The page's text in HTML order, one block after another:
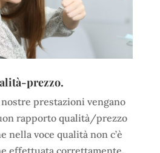
prezzo.
prestazioni vengano
rapporto qualità/prezzo
nella voce qualità non c’è